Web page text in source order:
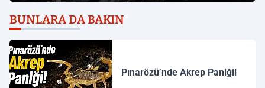
BUNLARA DA BAKIN
Pınarözü’nde Akrep Paniği!